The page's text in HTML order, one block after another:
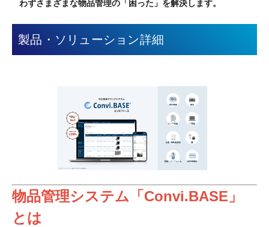
わずさまざまな物品管理の「困った」を解決します。
製品・ソリューション詳細
物品管理システム「Convi.BASE」
とは